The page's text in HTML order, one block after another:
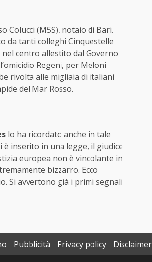
Colucci (M5S), notaio di Bari,
da tanti colleghi Cinquestelle
centro allestito dal Governo
Regeni, per Meloni
rivolta alle migliaia di italiani
del Mar Rosso.
lo ha ricordato anche in tale
è inserito in una legge, il giudice
europea non è vincolante in
bizzarro. Ecco
Si avvertono già i primi segnali
Pubblicità Privacy policy Disclaimer